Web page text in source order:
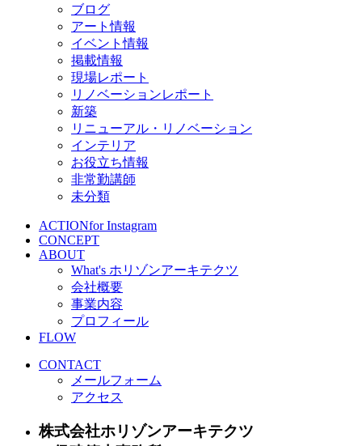
ブログ
アート情報
イベント情報
掲載情報
現場レポート
リノベーションレポート
新築
リニューアル・リノベーション
インテリア
お役立ち情報
非常勤講師
未分類
ACTIONfor Instagram
CONCEPT
ABOUT
What's ホリゾンアーキテクツ
会社概要
事業内容
プロフィール
FLOW
CONTACT
メールフォーム
アクセス
株式会社ホリゾンアーキテクツ